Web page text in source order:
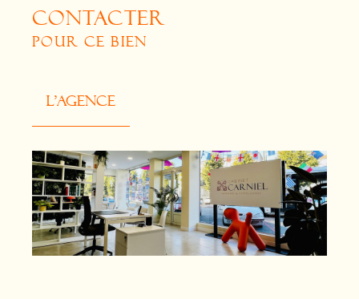
CONTACTER
POUR CE BIEN
L'agence